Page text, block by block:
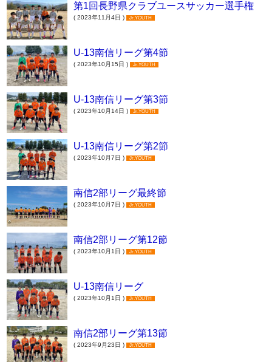
第1回長野県クラブユースサッカー選手権
( 2023年11月4日 ) Jr.YOUTH
U-13南信リーグ第4節
( 2023年10月15日 ) Jr.YOUTH
U-13南信リーグ第3節
( 2023年10月14日 ) Jr.YOUTH
U-13南信リーグ第2節
( 2023年10月7日 ) Jr.YOUTH
南信2部リーグ最終節
( 2023年10月7日 ) Jr.YOUTH
南信2部リーグ第12節
( 2023年10月1日 ) Jr.YOUTH
U-13南信リーグ
( 2023年10月1日 ) Jr.YOUTH
南信2部リーグ第13節
( 2023年9月23日 ) Jr.YOUTH